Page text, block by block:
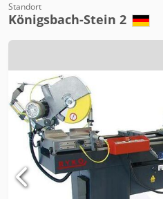
Standort
Königsbach-Stein 2